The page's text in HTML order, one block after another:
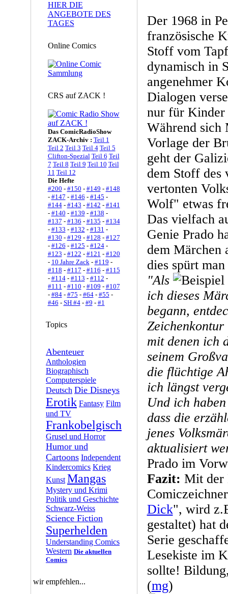
HIER DIE
ANGEBOTE DES
TAGES
Online Comics
CRS auf ZACK !
Das ComicRadioShow
ZACK-Archiv : Teil 1
Teil 2 Teil 3 Teil 4 Teil 5
Clifton-Spezial Teil 6 Teil
7 Teil 8 Teil 9 Teil 10 Teil
11 Teil 12
Die Hefte
#200 - #150 - #149 - #148
- #147 - #146 - #145 -
#144- #143 - #142 - #141
- #140 - #139 - #138 -
#137 - #136 - #135 - #134
- #133 - #132 - #131 -
#130 - #129 - #128 - #127
- #126 - #125 - #124-
#123 - #122 - #121 - #120
- 10 Jahre Zack- #119 -
#118 - #117 - #116 - #115
- #114- #113 - #112 -
#111 - #110 - #109 - #107
- #84- #75 - #64- #55 -
#46 - SH #4- #9 - #1
Topics
Abenteuer
Anthologien
Biographisch
Computerspiele
Deutsch Die Disneys
Erotik Fantasy Film
und TV
Frankobelgisch
Grusel und Horror
Humor und
Cartoons Independent
Kindercomics Krieg
Kunst Mangas
Mystery und Krimi
Politik und Geschichte
Schwarz-Weiss
Science Fiction
Superhelden
Understanding Comics
Western Die aktuellen
Comics
wir empfehlen...
Der 1968 in
französische
Stoff vom
dynamisch in
angenehmer
Dialogen
nur für Kinder
Während sich
Vorlage der
geht der
dem Stoff des
vertonten
Wolf" etwas
Das vielfach
Genie Prado
dem Märchen
dies spürt
"Als
ich dieses
begann,
mit denen ich
seinem
die flüchtige
ich längst
Und ich
dass die
jenes
aktualisiert
Prado im
Fazit: Mit der
Dick", wird
gestaltet) hat
Serie
Lesekiste im
sollte!
(mg)